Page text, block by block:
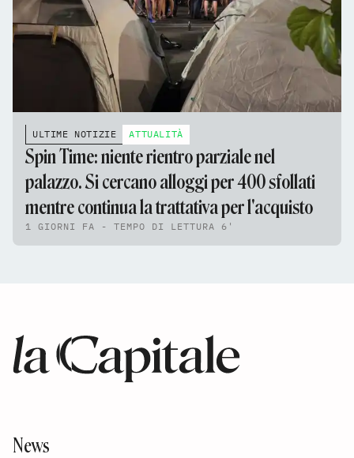
ULTIME NOTIZIE ATTUALITÀ
Spin Time: niente rientro parziale nel
palazzo. Si cercano alloggi per 400 sfollati
mentre continua la trattativa per l'acquisto
1 GIORNI FA - TEMPO DI LETTURA 6'
News